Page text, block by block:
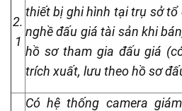
2.
1
thiết bị ghi hình tại trụ sở tổ
nghề đấu giá tài sản khi
hồ sơ tham gia đấu giá
trích xuất, lưu theo hồ sơ
Có hệ thống camera